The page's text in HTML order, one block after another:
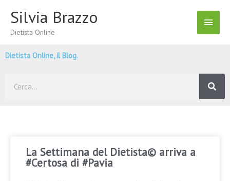
contenuto
Silvia Brazzo
Dietista Online
Menu
Dietista Online, il Blog.
La Settimana del Dietista© arriva a
#Certosa di #Pavia